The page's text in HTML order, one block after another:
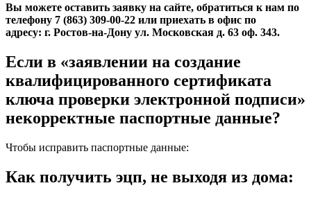
Вы можете оставить заявку на сайте, обратиться к нам по
телефону 7 (863) 309-00-22 или приехать в офис по
адресу: г. Ростов-на-Дону ул. Московская д. 63 оф. 343.
Если в «заявлении на создание
квалифицированного сертификата
ключа проверки электронной подписи»
некорректные паспортные данные?
Чтобы исправить паспортные данные:
Как получить эцп, не выходя из дома: